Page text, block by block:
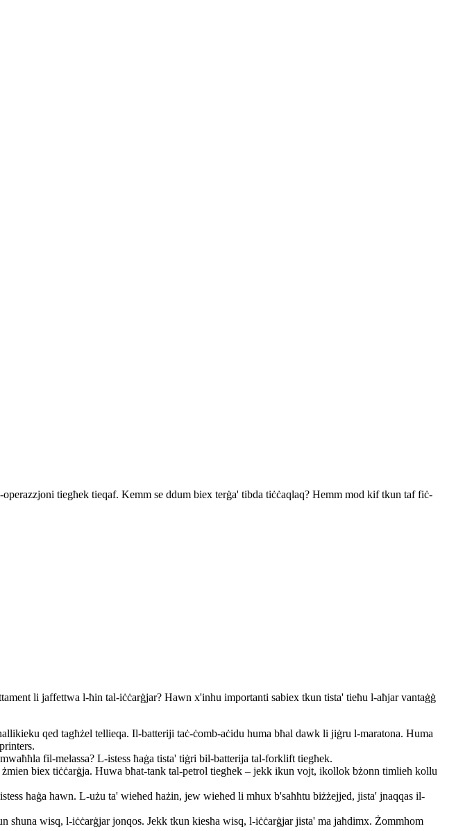
tiegħek tieqaf. Kemm se ddum biex terġa' tibda tiċċaqlaq? Hemm mod kif tkun taf fiċ-
li jaffettwa l-ħin tal-iċċarġjar? Hawn x'inhu importanti sabiex tkun tista' tieħu l-aħjar vantaġġ
qed tagħżel tellieqa. Il-batteriji taċ-ċomb-aċidu huma bħal dawk li jiġru l-maratona. Huma
fil-melassa? L-istess ħaġa tista' tiġri bil-batterija tal-forklift tiegħek.
biex tiċċarġja. Huwa bħat-tank tal-petrol tiegħek – jekk ikun vojt, ikollok bżonn timlieh kollu
ħaġa hawn. L-użu ta' wieħed ħażin, jew wieħed li mhux b'saħħtu biżżejjed, jista' jnaqqas il-
wisq, l-iċċarġjar jonqos. Jekk tkun kiesħa wisq, l-iċċarġjar jista' ma jaħdimx. Żommhom